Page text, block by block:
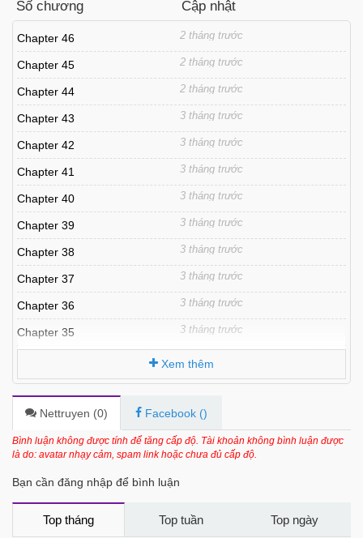
Số chương Cập nhật
Chapter 46 2 tháng trước
Chapter 45 2 tháng trước
Chapter 44 2 tháng trước
Chapter 43 3 tháng trước
Chapter 42 3 tháng trước
Chapter 41 3 tháng trước
Chapter 40 3 tháng trước
Chapter 39 3 tháng trước
Chapter 38 3 tháng trước
Chapter 37 3 tháng trước
Chapter 36 3 tháng trước
Chapter 35 3 tháng trước
Chapter 33 3 tháng trước
Chapter 32 3 tháng trước
Chapter 31 3 tháng trước
3 tháng trước
Chapter 29
Chapter 28 3 tháng trước
Xem thêm
Nettruyen (0) Facebook ()
Bình luận không được tính để tăng cấp độ. Tài khoản không bình luận được
là do: avatar nhạy cảm, spam link hoặc chưa đủ cấp độ.
Bạn cần đăng nhập để bình luận
Top tháng Top tuần Top ngày